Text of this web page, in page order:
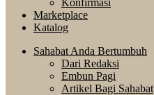
Konfirmasi
Marketplace
Katalog
Sahabat Anda Bertumbuh
Dari Redaksi
Embun Pagi
Artikel Bagi Sahabat